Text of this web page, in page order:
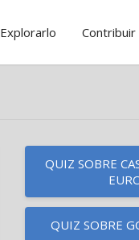
Explorarlo Contribuir
QUIZ SOBRE
QUIZ SOBRE